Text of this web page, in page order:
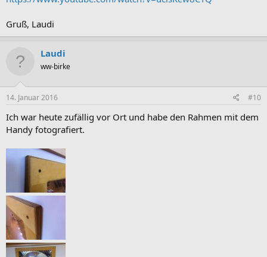
Gruß, Laudi
Laudi
ww-birke
14. Januar 2016 #10
Ich war heute zufällig vor Ort und habe den Rahmen mit dem
Handy fotografiert.